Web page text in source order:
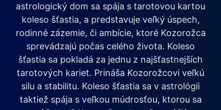
astrologický dom sa spája s tarotovou kartou
koleso šťastia, a predstavuje veľký úspech,
rodinné zázemie, či ambície, ktoré Kozorožca
sprevádzajú počas celého života. Koleso
šťastia sa pokladá za jednu z najšťastnejších
tarotových kariet. Prináša Kozorožcovi veľkú
silu a stabilitu. Koleso šťastia sa v astrológii
taktiež spája s veľkou múdrosťou, ktorou sa